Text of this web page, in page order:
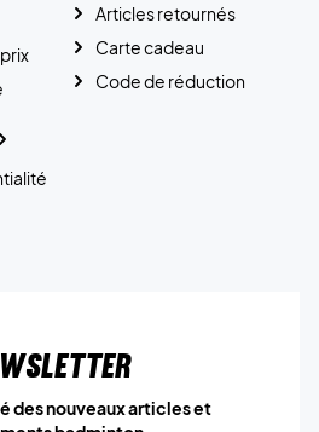
Articles retournés
Carte cadeau
Code de réduction
des nouveaux articles et